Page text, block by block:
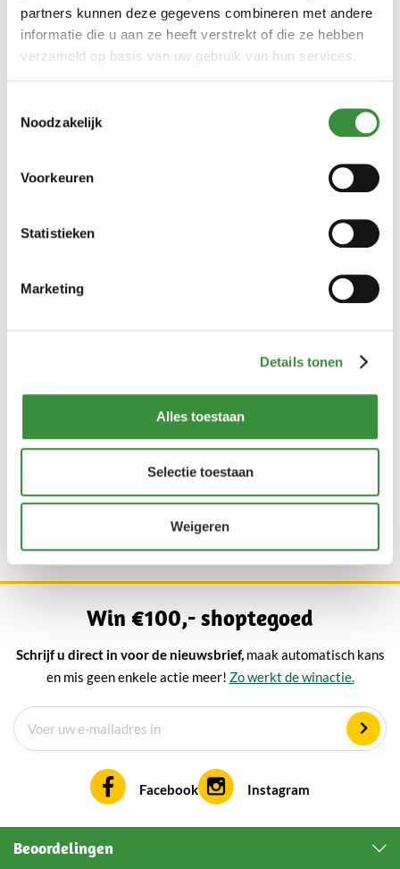
partners kunnen deze gegevens combineren met andere
informatie die u aan ze heeft verstrekt of die ze hebben
verzameld op basis van uw gebruik van hun services.
Noodzakelijk
Voorkeuren
Statistieken
Marketing
Details tonen
Alles toestaan
Selectie toestaan
Weigeren
heerlijke truffel kazen, huisgemaakte truffelcrème,
knapperige Gran Pavesi en truffelchips. Perfect om een
borrelplank mee te vullen of om als cadeau te geven!
Toon
Win €100,- shoptegoed
Schrijf u direct in voor de nieuwsbrief, maak automatisch kans
en mis geen enkele actie meer! Zo werkt de winactie.
Facebook Instagram
Beoordelingen